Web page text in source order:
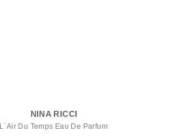
NINA RICCI
L´Air Du Temps Eau De Parfum